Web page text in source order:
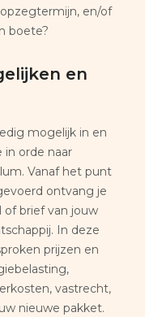
en/of
boete?
en
mogelijk in en
in orde naar
Vanaf het punt
ontvang je
brief van jouw
In deze
prijzen en
vastrecht,
nieuwe pakket.